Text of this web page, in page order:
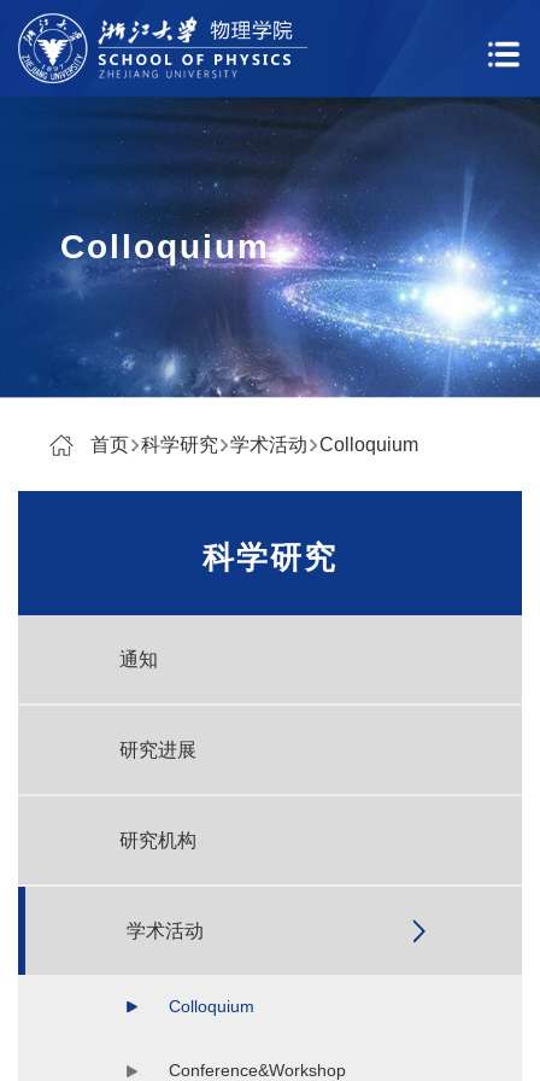
Colloquium
首页 科学研究 学术活动 Colloquium
科学研究
通知
研究进展
研究机构
学术活动
Colloquium
Conference&Workshop